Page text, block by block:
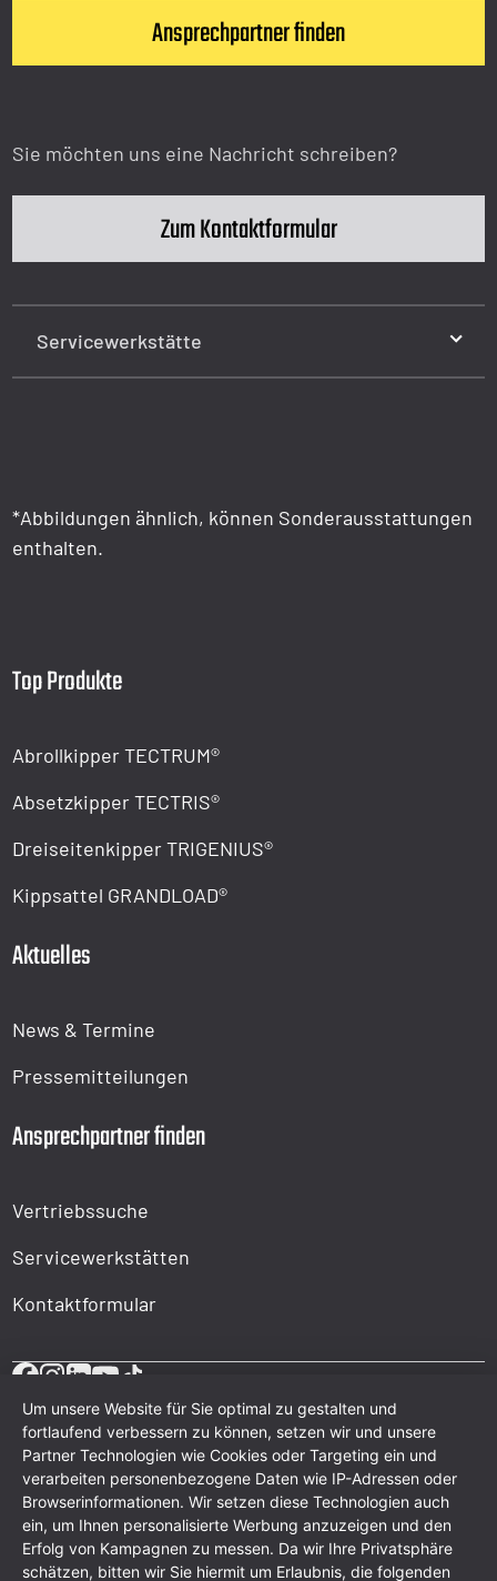
Sie möchten uns eine Nachricht schreiben?
Zum Kontaktformular
Servicewerkstätte
*Abbildungen ähnlich, können Sonderausstattungen
enthalten.
Top Produkte
Abrollkipper TECTRUM®
Absetzkipper TECTRIS®
Dreiseitenkipper TRIGENIUS®
Kippsattel GRANDLOAD®
Aktuelles
News & Termine
Pressemitteilungen
Ansprechpartner finden
Vertriebssuche
Servicewerkstätten
Kontaktformular
Um unsere Website für Sie optimal zu gestalten und
fortlaufend verbessern zu können, setzen wir und unsere
Partner Technologien wie Cookies oder Targeting ein und
verarbeiten personenbezogene Daten wie IP-Adressen oder
Browserinformationen. Wir setzen diese Technologien auch
ein, um Ihnen personalisierte Werbung anzuzeigen und den
Erfolg von Kampagnen zu messen. Da wir Ihre Privatsphäre
schätzen, bitten wir Sie hiermit um Erlaubnis, die folgenden